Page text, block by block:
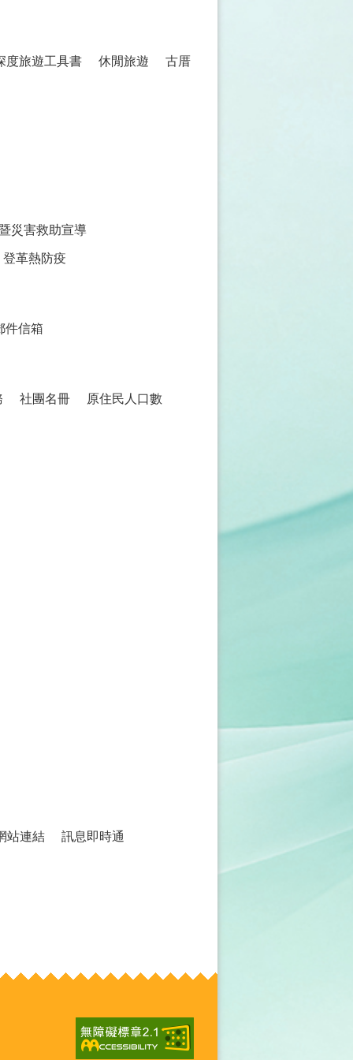
度旅遊工具書 休閒旅遊 古厝
災害救助宣導
登革熱防疫
件信箱
社團名冊 原住民人口數
站連結 訊息即時通